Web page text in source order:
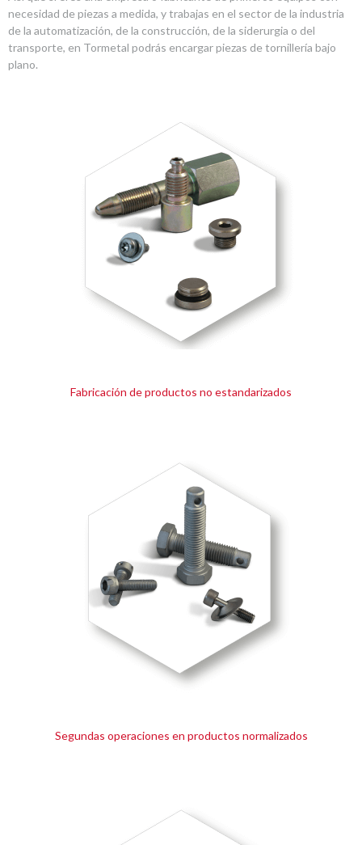
necesidad de piezas a medida, y trabajas en el sector de la industria
de la automatización, de la construcción, de la siderurgia o del
transporte, en Tormetal podrás encargar piezas de tornillería bajo
plano.
Fabricación de productos no estandarizados
Segundas operaciones en productos normalizados